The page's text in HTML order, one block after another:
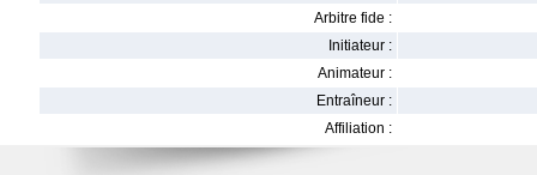
Arbitre fide :
Initiateur :
Animateur :
Entraîneur :
Affiliation :